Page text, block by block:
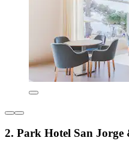
2. Park Hotel San Jorge